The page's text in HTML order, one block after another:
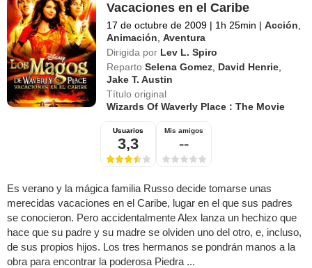
Vacaciones en el Caribe
17 de octubre de 2009 | 1h 25min | Acción
Animación ,Aventura
Dirigida por Lev L. Spiro
Reparto Selena Gomez David Henrie
Jake T. Austin
Título original
Wizards Of Waverly Place : The Movie
Usuarios
3,3
Mis amigos
--
Es verano y la mágica familia Russo decide tomarse unas
merecidas vacaciones en el Caribe, lugar en el que sus padres
se conocieron. Pero accidentalmente Alex lanza un hechizo que
hace que su padre y su madre se olviden uno del otro, e, incluso,
de sus propios hijos. Los tres hermanos se pondrán manos a la
obra para encontrar la poderosa Piedra ...